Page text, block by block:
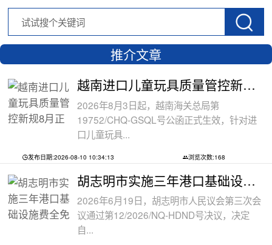
推介文章
越南进口儿童玩具质量管控新规8月正式执
2026年8月3日起，越南海关总局第
19752/CHQ-GSQL号公函正式生效，针对进
口儿童玩具...
发布日期:2026-08-10 10:34:13 浏览次数:168
胡志明市实施三年港口基础设施费全免政
2026年6月19日，胡志明市人民议会第三次会
议通过第12/2026/NQ-HDND号决议，决定
自...